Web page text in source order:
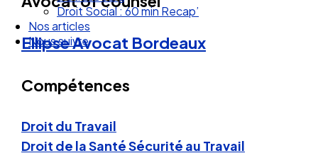
Droit Social : 60 min Recap’
Nos articles
Nous suivre
Ellipse Avocat Bordeaux
Compétences
Droit du Travail
Droit de la Santé Sécurité au Travail